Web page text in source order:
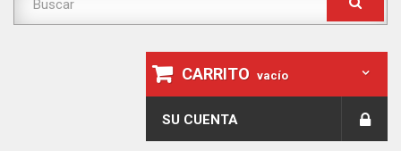
CARRITO vacío
SU CUENTA